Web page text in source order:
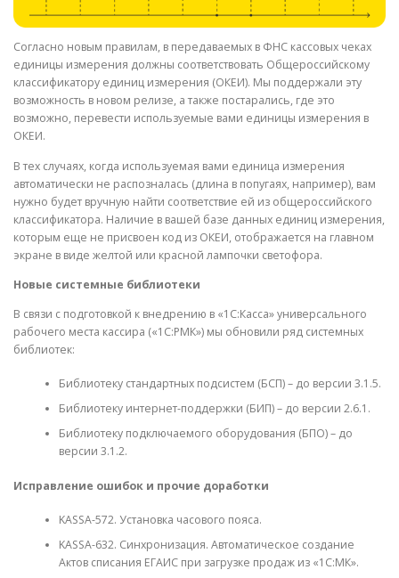
Согласно новым правилам, в передаваемых в ФНС кассовых чеках
единицы измерения должны соответствовать Общероссийскому
классификатору единиц измерения (ОКЕИ). Мы поддержали эту
возможность в новом релизе, а также постарались, где это
возможно, перевести используемые вами единицы измерения в
ОКЕИ.
В тех случаях, когда используемая вами единица измерения
автоматически не распозналась (длина в попугаях, например), вам
нужно будет вручную найти соответствие ей из общероссийского
классификатора. Наличие в вашей базе данных единиц измерения,
которым еще не присвоен код из ОКЕИ, отображается на главном
экране в виде желтой или красной лампочки светофора.
Новые системные библиотеки
В связи с подготовкой к внедрению в «1С:Касса» универсального
рабочего места кассира («1С:РМК») мы обновили ряд системных
библиотек:
Библиотеку стандартных подсистем (БСП) – до версии 3.1.5.
Библиотеку интернет-поддержки (БИП) – до версии 2.6.1.
Библиотеку подключаемого оборудования (БПО) – до
версии 3.1.2.
Исправление ошибок и прочие доработки
KASSA-572. Установка часового пояса.
KASSA-632. Синхронизация. Автоматическое создание
Актов списания ЕГАИС при загрузке продаж из «1С:МК».